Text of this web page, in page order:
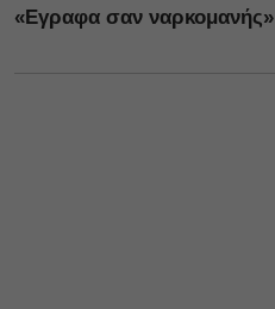
«Εγραφα σαν ναρκομανής»